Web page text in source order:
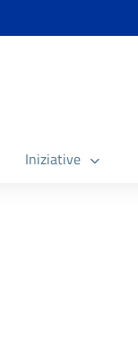
Iniziative